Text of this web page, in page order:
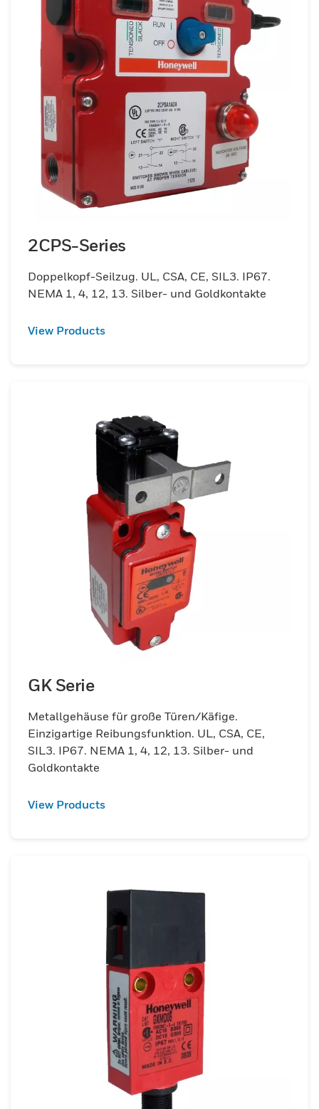
2CPS-Series
Doppelkopf-Seilzug. UL, CSA, CE, SIL3. IP67.
NEMA 1, 4, 12, 13. Silber- und Goldkontakte
View Products
GK Serie
Metallgehäuse für große Türen/Käfige.
Einzigartige Reibungsfunktion. UL, CSA, CE,
SIL3. IP67. NEMA 1, 4, 12, 13. Silber- und
Goldkontakte
View Products